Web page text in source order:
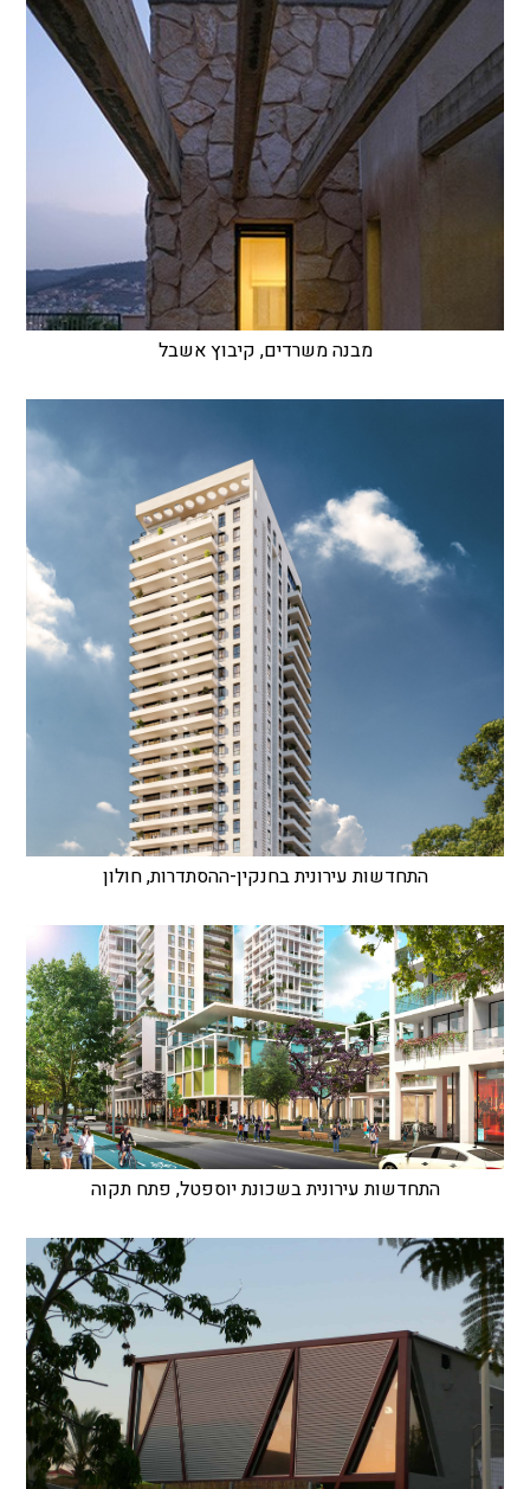
מבנה משרדים, קיבוץ אשבל
התחדשות עירונית בחנקין-ההסתדרות, חולון
התחדשות עירונית בשכונת יוספטל, פתח תקוה